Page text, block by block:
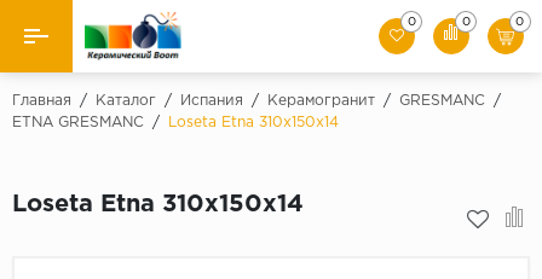
Назад
Керамическая плитка
0 0 0
Главная / Каталог / Испания / Керамогранит / GRESMANC
/
ETNA GRESMANC
/ Loseta Etna 310x150x14
Loseta Etna 310x150x14